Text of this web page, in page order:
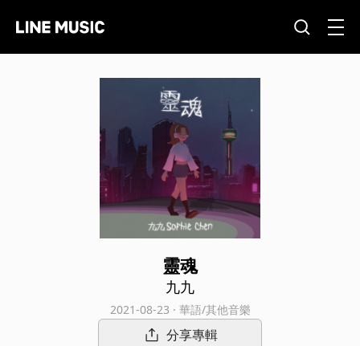
靈魂
九九
2021-08-23 · 華語/其他音樂
分享專輯